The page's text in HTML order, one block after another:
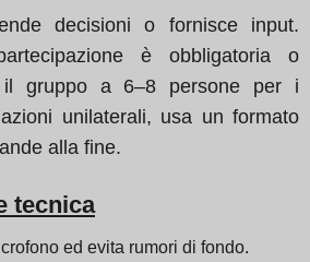
decisioni o fornisce input.
è obbligatoria o
il gruppo a 6–8 persone per i
unilaterali, usa un formato
alla fine.
tecnica
ed evita rumori di fondo.